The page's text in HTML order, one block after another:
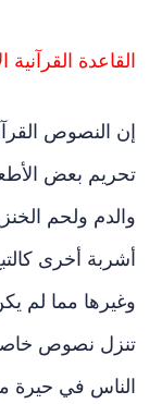
القاعدة
إن النصوص
تحريم بعض
والدم ولحم
أشربة أخرى
وغيرها مما لم
تنزل نصوص
الناس في حيرة